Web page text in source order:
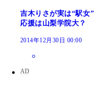
吉木りさが実は“駅女
応援は山梨学院大？
2014年12月30日 00:00